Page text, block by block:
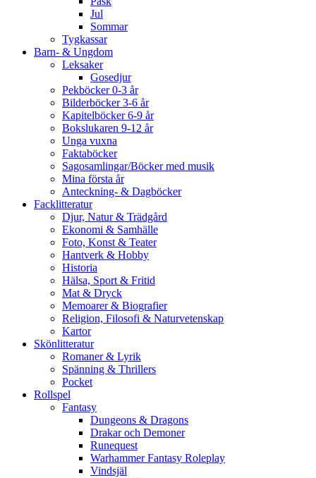
Jul
Sommar
Tygkassar
Barn- & Ungdom
Leksaker
Gosedjur
Pekböcker 0-3 år
Bilderböcker 3-6 år
Kapitelböcker 6-9 år
Bokslukaren 9-12 år
Unga vuxna
Faktaböcker
Sagosamlingar/Böcker med musik
Mina första år
Anteckning- & Dagböcker
Facklitteratur
Djur, Natur & Trädgård
Ekonomi & Samhälle
Foto, Konst & Teater
Hantverk & Hobby
Historia
Hälsa, Sport & Fritid
Mat & Dryck
Memoarer & Biografier
Religion, Filosofi & Naturvetenskap
Kartor
Skönlitteratur
Romaner & Lyrik
Spänning & Thrillers
Pocket
Rollspel
Fantasy
Dungeons & Dragons
Drakar och Demoner
Runequest
Warhammer Fantasy Roleplay
Vindsjäl